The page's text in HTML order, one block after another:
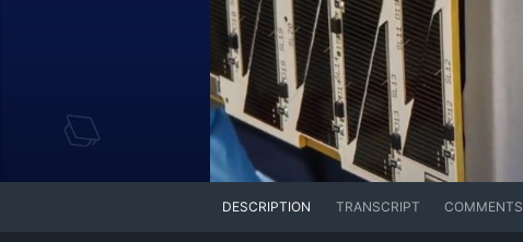
DESCRIPTION TRANSCRIPT COMMENTS